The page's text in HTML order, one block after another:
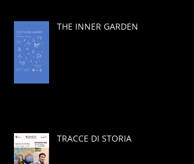
THE INNER GARDEN
TRACCE DI STORIA